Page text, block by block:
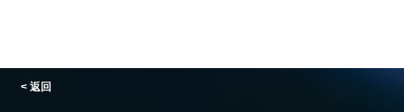
< 返回